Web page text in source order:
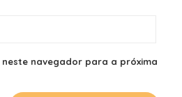
neste navegador para a próxima